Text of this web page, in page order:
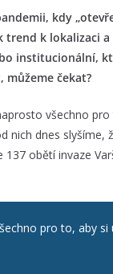
kdy
trend k lokalizaci
institucionální,
čekat?
všechno
nich dnes
137 obětí invaze
pro to, aby si